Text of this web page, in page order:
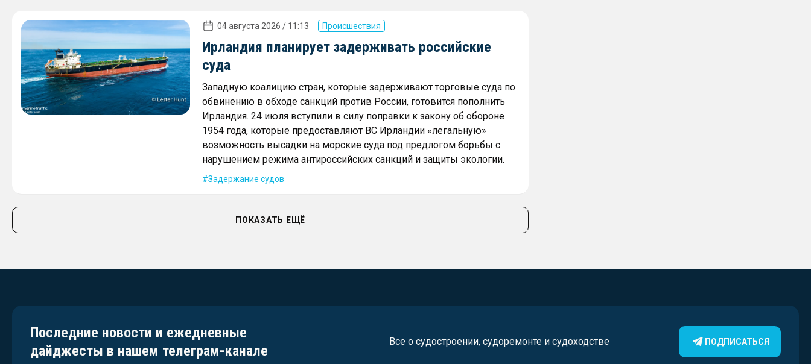
04 августа 2026 / 11:13 Происшествия
Ирландия планирует задерживать российские
суда
Западную коалицию стран, которые задерживают торговые суда по
обвинению в обходе санкций против России, готовится пополнить
Ирландия. 24 июля вступили в силу поправки к закону об обороне
1954 года, которые предоставляют ВС Ирландии «легальную»
возможность высадки на морские суда под предлогом борьбы с
нарушением режима антироссийских санкций и защиты экологии.
Задержание судов
ПОКАЗАТЬ ЕЩЁ
Последние новости и ежедневные
дайджесты в нашем телеграм-канале
Все о судостроении, судоремонте и судоходстве ПОДПИСАТЬСЯ